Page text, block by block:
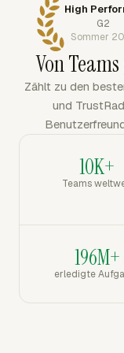
High
G2
Sommer
Von
Zählt zu den
und
10K+
Teams
196M+
erledigte